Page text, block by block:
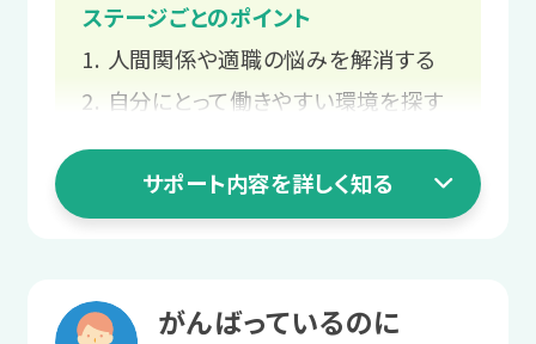
環境や仕事内容との相性を確認し
ます。
3 就職活動ステージ
あなたの得意なこと・苦手なこと
や、職場で強みになる特性・スキル
を一緒に整理します。
2 職場実習ステージ
働く自信をつける
ステージごとのポイント
人間関係や適職の悩みを解消する
自分にとって働きやすい環境を探す
長く働ける職場をじっくり探す
職場で起きる困りを相談する
サポート内容を詳しく知る
がんばっているのに